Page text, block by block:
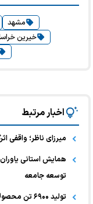
مشهد
خیرین
اخبار مرتبط
میرزای ناظر؛ واقفی
همایش استانی
توسعه جامعه